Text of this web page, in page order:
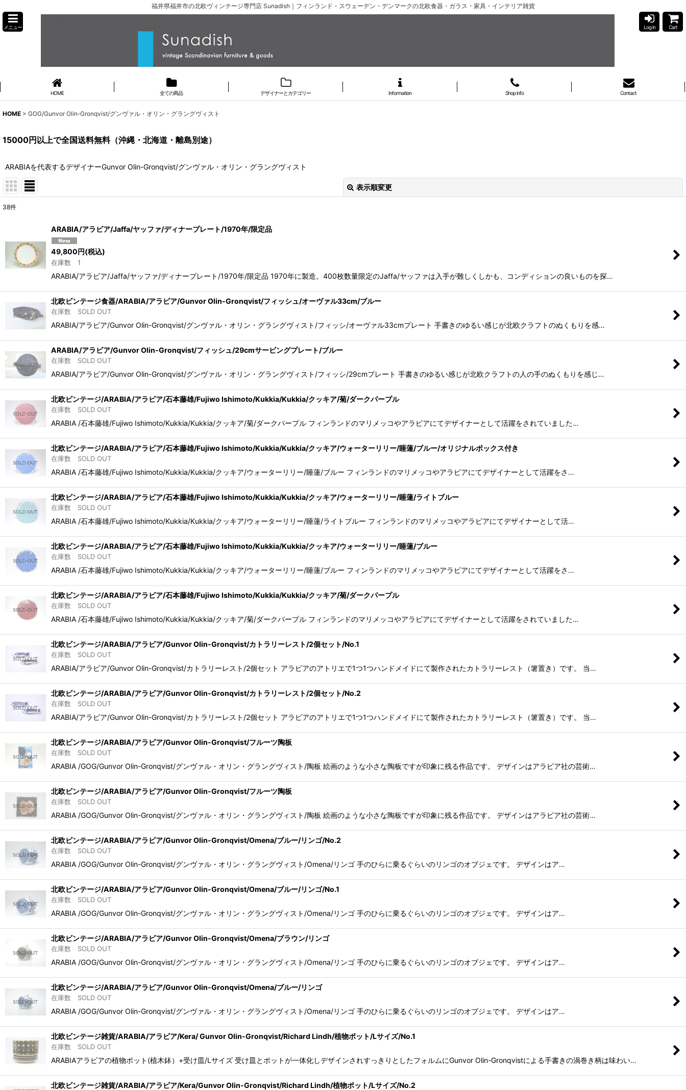
福井県福井市の北欧ヴィンテージ専門店 Sunadish｜フィンランド・スウェーデン・デンマークの北欧食器・ガラス・家具・インテリア雑貨
メニュー Log in Cart
HOME 全ての商品 デザイナーとカテゴリー Information Shop info Contact
HOME > GOG/Gunvor Olin-Gronqvist/グンヴァル・オリン・グラングヴィスト
15000円以上で全国送料無料（沖縄・北海道・離島別途）
ARABIAを代表するデザイナーGunvor Olin-Gronqvist/グンヴァル・オリン・グラングヴィスト
表示順変更
並び順:
絞り込む
38件
ARABIA/アラビア/Jaffa/ヤッファ/ディナープレート/1970年/限定品
49,800円(税込)
在庫数 1
ARABIA/アラビア/Jaffa/ヤッファ/ディナープレート/1970年/限定品 1970年に製造。400枚数量限定のJaffa/ヤッファは入手が難しくしかも、コンディションの良いものを探…
北欧ビンテージ食器/ARABIA/アラビア/Gunvor Olin-Gronqvist/フィッシュ/オーヴァル33cm/ブルー
在庫数 SOLD OUT
ARABIA/アラビア/Gunvor Olin-Gronqvist/グンヴァル・オリン・グラングヴィスト/フィッシ/オーヴァル33cmプレート 手書きのゆるい感じが北欧クラフトのぬくもりを感…
ARABIA/アラビア/Gunvor Olin-Gronqvist/フィッシュ/29cmサービングプレート/ブルー
在庫数 SOLD OUT
ARABIA/アラビア/Gunvor Olin-Gronqvist/グンヴァル・オリン・グラングヴィスト/フィッシ/29cmプレート 手書きのゆるい感じが北欧クラフトの人の手のぬくもりを感じ…
北欧ビンテージ/ARABIA/アラビア/石本藤雄/Fujiwo Ishimoto/Kukkia/Kukkia/クッキア/菊/ダークパープル
在庫数 SOLD OUT
ARABIA /石本藤雄/Fujiwo Ishimoto/Kukkia/Kukkia/クッキア/菊/ダークパープル フィンランドのマリメッコやアラビアにてデザイナーとして活躍をされていました…
北欧ビンテージ/ARABIA/アラビア/石本藤雄/Fujiwo Ishimoto/Kukkia/Kukkia/クッキア/ウォーターリリー/睡蓮/ブルー/オリジナルボックス付き
在庫数 SOLD OUT
ARABIA /石本藤雄/Fujiwo Ishimoto/Kukkia/Kukkia/クッキア/ウォーターリリー/睡蓮/ブルー フィンランドのマリメッコやアラビアにてデザイナーとして活躍をさ…
北欧ビンテージ/ARABIA/アラビア/石本藤雄/Fujiwo Ishimoto/Kukkia/Kukkia/クッキア/ウォーターリリー/睡蓮/ライトブルー
在庫数 SOLD OUT
ARABIA /石本藤雄/Fujiwo Ishimoto/Kukkia/Kukkia/クッキア/ウォーターリリー/睡蓮/ライトブルー フィンランドのマリメッコやアラビアにてデザイナーとして活…
北欧ビンテージ/ARABIA/アラビア/石本藤雄/Fujiwo Ishimoto/Kukkia/Kukkia/クッキア/ウォーターリリー/睡蓮/ブルー
在庫数 SOLD OUT
ARABIA /石本藤雄/Fujiwo Ishimoto/Kukkia/Kukkia/クッキア/ウォーターリリー/睡蓮/ブルー フィンランドのマリメッコやアラビアにてデザイナーとして活躍をさ…
北欧ビンテージ/ARABIA/アラビア/石本藤雄/Fujiwo Ishimoto/Kukkia/Kukkia/クッキア/菊/ダークパープル
在庫数 SOLD OUT
ARABIA /石本藤雄/Fujiwo Ishimoto/Kukkia/Kukkia/クッキア/菊/ダークパープル フィンランドのマリメッコやアラビアにてデザイナーとして活躍をされていました…
北欧ビンテージ/ARABIA/アラビア/Gunvor Olin-Gronqvist/カトラリーレスト/2個セット/No.1
在庫数 SOLD OUT
ARABIA/アラビア/Gunvor Olin-Gronqvist/カトラリーレスト/2個セット アラビアのアトリエで1つ1つハンドメイドにて製作されたカトラリーレスト（箸置き）です。 当…
北欧ビンテージ/ARABIA/アラビア/Gunvor Olin-Gronqvist/カトラリーレスト/2個セット/No.2
在庫数 SOLD OUT
ARABIA/アラビア/Gunvor Olin-Gronqvist/カトラリーレスト/2個セット アラビアのアトリエで1つ1つハンドメイドにて製作されたカトラリーレスト（箸置き）です。 当…
北欧ビンテージ/ARABIA/アラビア/Gunvor Olin-Gronqvist/フルーツ陶板
在庫数 SOLD OUT
ARABIA /GOG/Gunvor Olin-Gronqvist/グンヴァル・オリン・グラングヴィスト/陶板 絵画のような小さな陶板ですが印象に残る作品です。 デザインはアラビア社の芸術…
北欧ビンテージ/ARABIA/アラビア/Gunvor Olin-Gronqvist/フルーツ陶板
在庫数 SOLD OUT
ARABIA /GOG/Gunvor Olin-Gronqvist/グンヴァル・オリン・グラングヴィスト/陶板 絵画のような小さな陶板ですが印象に残る作品です。 デザインはアラビア社の芸術…
北欧ビンテージ/ARABIA/アラビア/Gunvor Olin-Gronqvist/Omena/ブルー/リンゴ/No.2
在庫数 SOLD OUT
ARABIA /GOG/Gunvor Olin-Gronqvist/グンヴァル・オリン・グラングヴィスト/Omena/リンゴ 手のひらに乗るぐらいのリンゴのオブジェです。 デザインはア…
北欧ビンテージ/ARABIA/アラビア/Gunvor Olin-Gronqvist/Omena/ブルー/リンゴ/No.1
在庫数 SOLD OUT
ARABIA /GOG/Gunvor Olin-Gronqvist/グンヴァル・オリン・グラングヴィスト/Omena/リンゴ 手のひらに乗るぐらいのリンゴのオブジェです。 デザインはア…
北欧ビンテージ/ARABIA/アラビア/Gunvor Olin-Gronqvist/Omena/ブラウン/リンゴ
在庫数 SOLD OUT
ARABIA /GOG/Gunvor Olin-Gronqvist/グンヴァル・オリン・グラングヴィスト/Omena/リンゴ 手のひらに乗るぐらいのリンゴのオブジェです。 デザインはア…
北欧ビンテージ/ARABIA/アラビア/Gunvor Olin-Gronqvist/Omena/ブルー/リンゴ
在庫数 SOLD OUT
ARABIA /GOG/Gunvor Olin-Gronqvist/グンヴァル・オリン・グラングヴィスト/Omena/リンゴ 手のひらに乗るぐらいのリンゴのオブジェです。 デザインはア…
北欧ビンテージ雑貨/ARABIA/アラビア/Kera/ Gunvor Olin-Gronqvist/Richard Lindh/植物ポット/Lサイズ/No.1
在庫数 SOLD OUT
ARABIAアラビアの植物ポット(植木鉢）+受け皿/Lサイズ 受け皿とポットが一体化しデザインされすっきりとしたフォルムにGunvor Olin-Gronqvistによる手書きの渦巻き柄は味わい…
北欧ビンテージ雑貨/ARABIA/アラビア/Kera/Gunvor Olin-Gronqvist/Richard Lindh/植物ポット/Lサイズ/No.2